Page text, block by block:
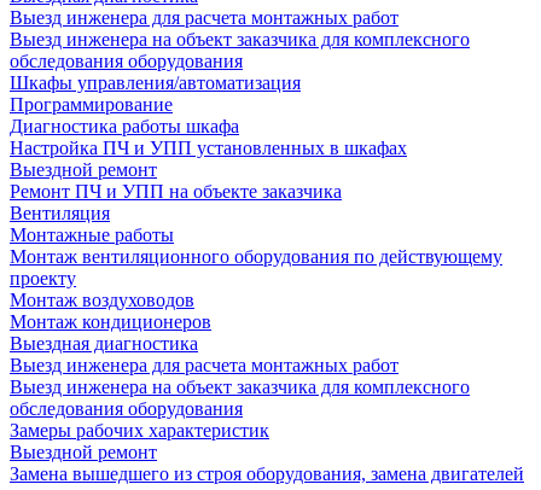
Выезд инженера для расчета монтажных работ
Выезд инженера на объект заказчика для комплексного
обследования оборудования
Шкафы управления/автоматизация
Программирование
Диагностика работы шкафа
Настройка ПЧ и УПП установленных в шкафах
Выездной ремонт
Ремонт ПЧ и УПП на объекте заказчика
Вентиляция
Монтажные работы
Монтаж вентиляционного оборудования по действующему
проекту
Монтаж воздуховодов
Монтаж кондиционеров
Выездная диагностика
Выезд инженера для расчета монтажных работ
Выезд инженера на объект заказчика для комплексного
обследования оборудования
Замеры рабочих характеристик
Выездной ремонт
Замена вышедшего из строя оборудования, замена двигателей